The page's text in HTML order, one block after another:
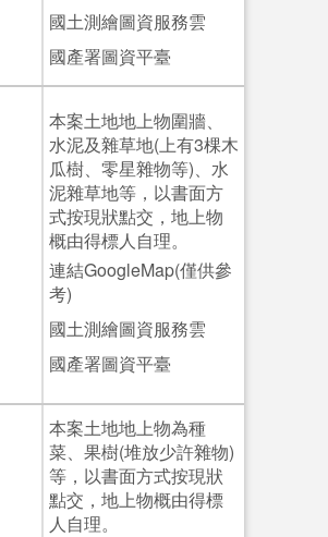
國土測繪圖資服務雲
國產署圖資平臺
本案土地地上物圍牆、
水泥及雜草地(上有3棵木
瓜樹、零星雜物等)、水
泥雜草地等，以書面方
式按現狀點交，地上物
概由得標人自理。
連結GoogleMap(僅供參
考)
國土測繪圖資服務雲
國產署圖資平臺
本案土地地上物為種
菜、果樹(堆放少許雜物)
等，以書面方式按現狀
點交，地上物概由得標
人自理。